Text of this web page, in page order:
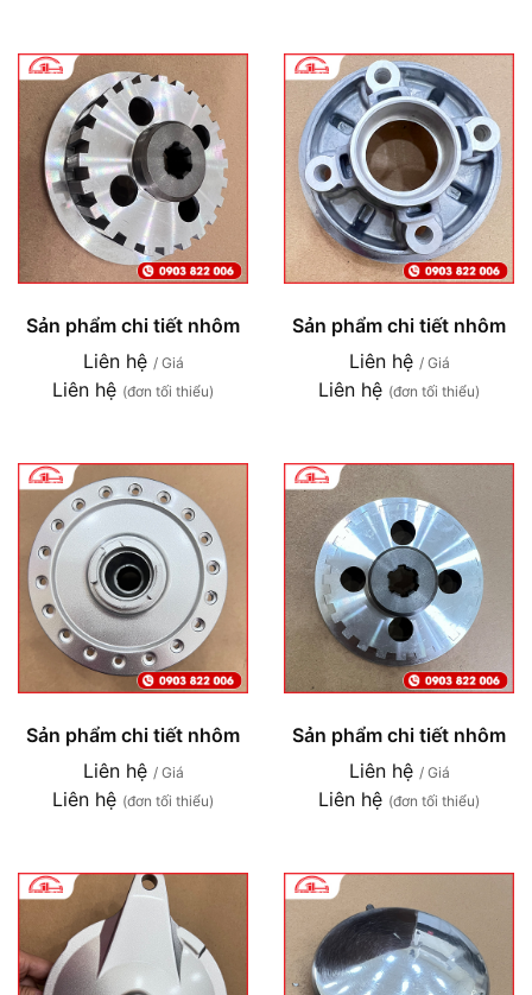
Sản phẩm chi tiết nhôm
Liên hệ / Giá
Liên hệ (đơn tối thiểu)
Sản phẩm chi tiết nhôm
Liên hệ / Giá
Liên hệ (đơn tối thiểu)
Sản phẩm chi tiết nhôm
Liên hệ / Giá
Liên hệ (đơn tối thiểu)
Sản phẩm chi tiết nhôm
Liên hệ / Giá
Liên hệ (đơn tối thiểu)